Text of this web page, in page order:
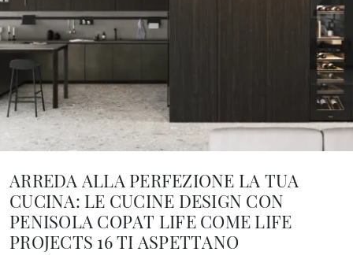
ARREDA ALLA PERFEZIONE LA TUA
CUCINA: LE CUCINE DESIGN CON
PENISOLA COPAT LIFE COME LIFE
PROJECTS 16 TI ASPETTANO